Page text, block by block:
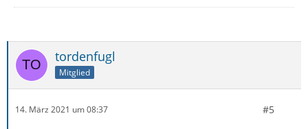
tordenfugl
Mitglied
14. März 2021 um 08:37 #5